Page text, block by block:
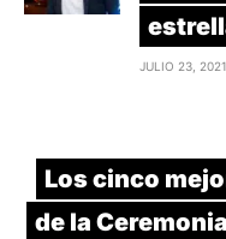
JULIO 23, 2021
Los cinco
de la